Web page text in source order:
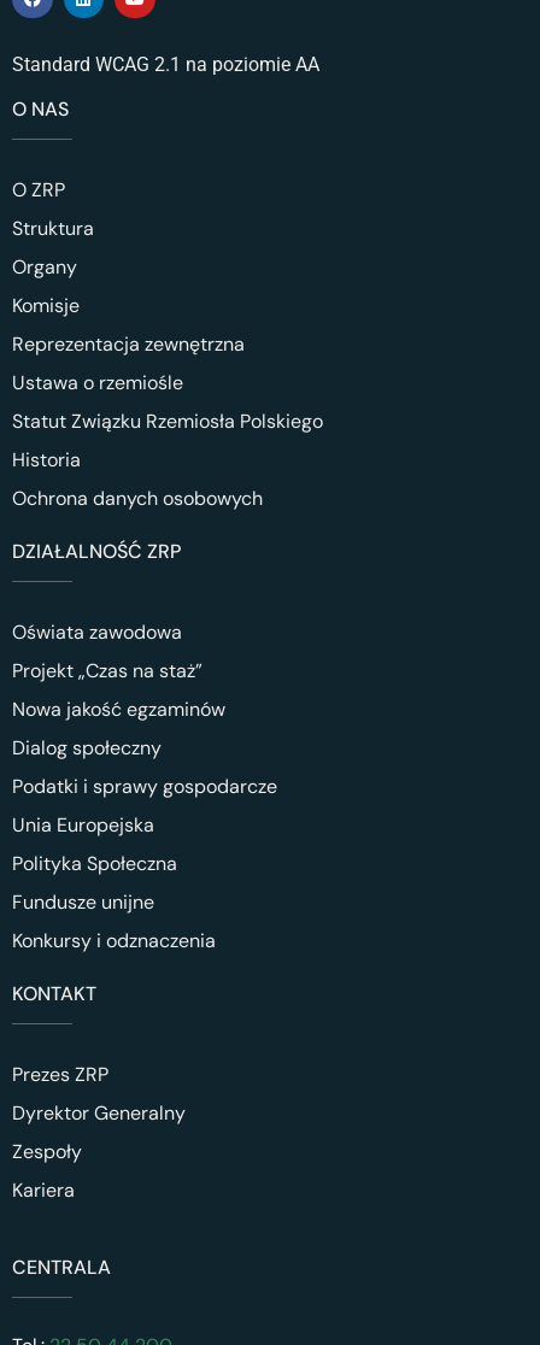
Standard WCAG 2.1 na poziomie AA
O NAS
O ZRP
Struktura
Organy
Komisje
Reprezentacja zewnętrzna
Ustawa o rzemiośle
Statut Związku Rzemiosła Polskiego
Historia
Ochrona danych osobowych
DZIAŁALNOŚĆ ZRP
Oświata zawodowa
Projekt „Czas na staż”
Nowa jakość egzaminów
Dialog społeczny
Podatki i sprawy gospodarcze
Unia Europejska
Polityka Społeczna
Fundusze unijne
Konkursy i odznaczenia
KONTAKT
Prezes ZRP
Dyrektor Generalny
Zespoły
Kariera
CENTRALA